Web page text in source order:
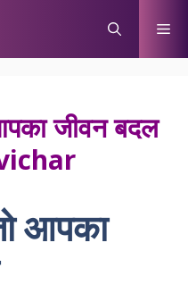
जीवन बदल
आपका